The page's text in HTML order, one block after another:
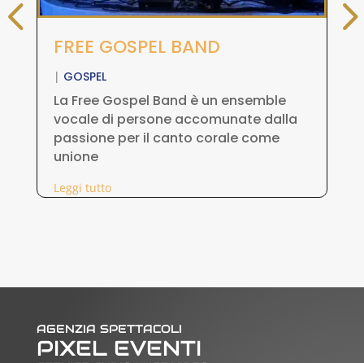
FREE GOSPEL BAND
| GOSPEL
La Free Gospel Band è un ensemble
vocale di persone accomunate dalla
passione per il canto corale come
unione
Leggi tutto
AGENZIA SPETTACOLI
PIXEL EVENTI